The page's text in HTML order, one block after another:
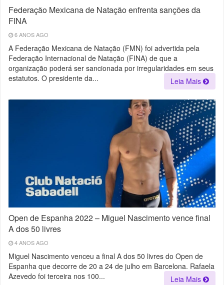
Federação Mexicana de Natação enfrenta sanções da
FINA
6 ANOS AGO
A Federação Mexicana de Natação (FMN) foi advertida pela
Federação Internacional de Natação (FINA) de que a
organização poderá ser sancionada por irregularidades em seus
estatutos. O presidente da...
Leia Mais
Open de Espanha 2022 – Miguel Nascimento vence final
A dos 50 livres
4 ANOS AGO
Miguel Nascimento venceu a final A dos 50 livres do Open de
Espanha que decorre de 20 a 24 de julho em Barcelona. Rafaela
Azevedo foi terceira nos 100...
Leia Mais